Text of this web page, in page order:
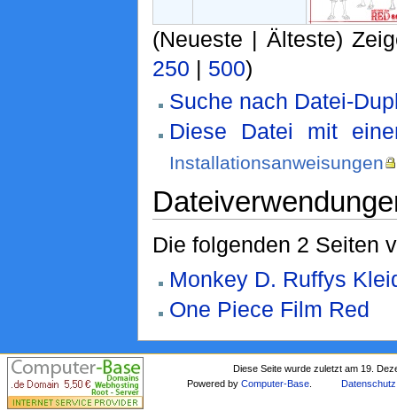
(Neueste | Älteste)
250 | 500)
Suche nach Datei-
Diese Datei mit
Installationsanweisungen
Die folgenden 2 Seiten
Monkey D. Ruffys
One Piece Film Red
Diese Seite wurde zuletzt am 19.
Powered byComputer-Base Datenschutz